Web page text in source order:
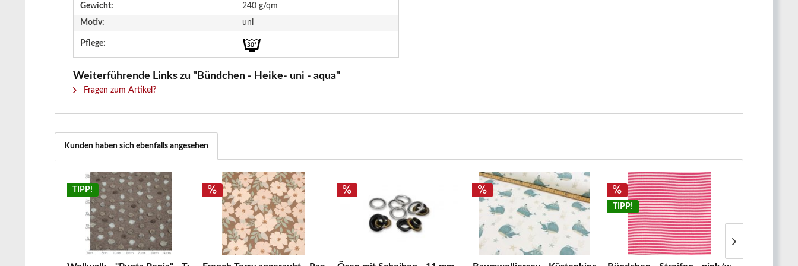
Gewicht:
240 g/qm
Motiv:
uni
Pflege:
Weiterführende Links zu "Bündchen - Heike- uni - aqua"
Fragen zum Artikel?
Kunden haben sich ebenfalls angesehen
TIPP!
TIPP!